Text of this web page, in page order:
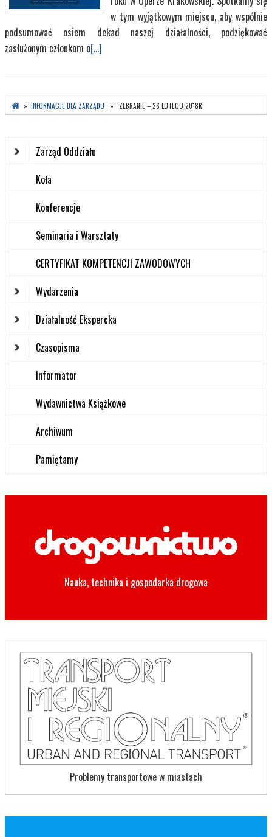
w tym wyjątkowym miejscu, aby wspólnie
podsumować osiem dekad naszej działalności, podziękować
zasłużonym członkom o[...]
» INFORMACJE DLA ZARZĄDU » ZEBRANIE – 26 LUTEGO 2018R.
Zarząd Oddziału
Koła
Konferencje
Seminaria i Warsztaty
CERTYFIKAT KOMPETENCJI ZAWODOWYCH
Wydarzenia
Działalność Ekspercka
Czasopisma
Informator
Wydawnictwa Książkowe
Archiwum
Pamiętamy
Nauka, technika i gospodarka drogowa
Problemy transportowe w miastach